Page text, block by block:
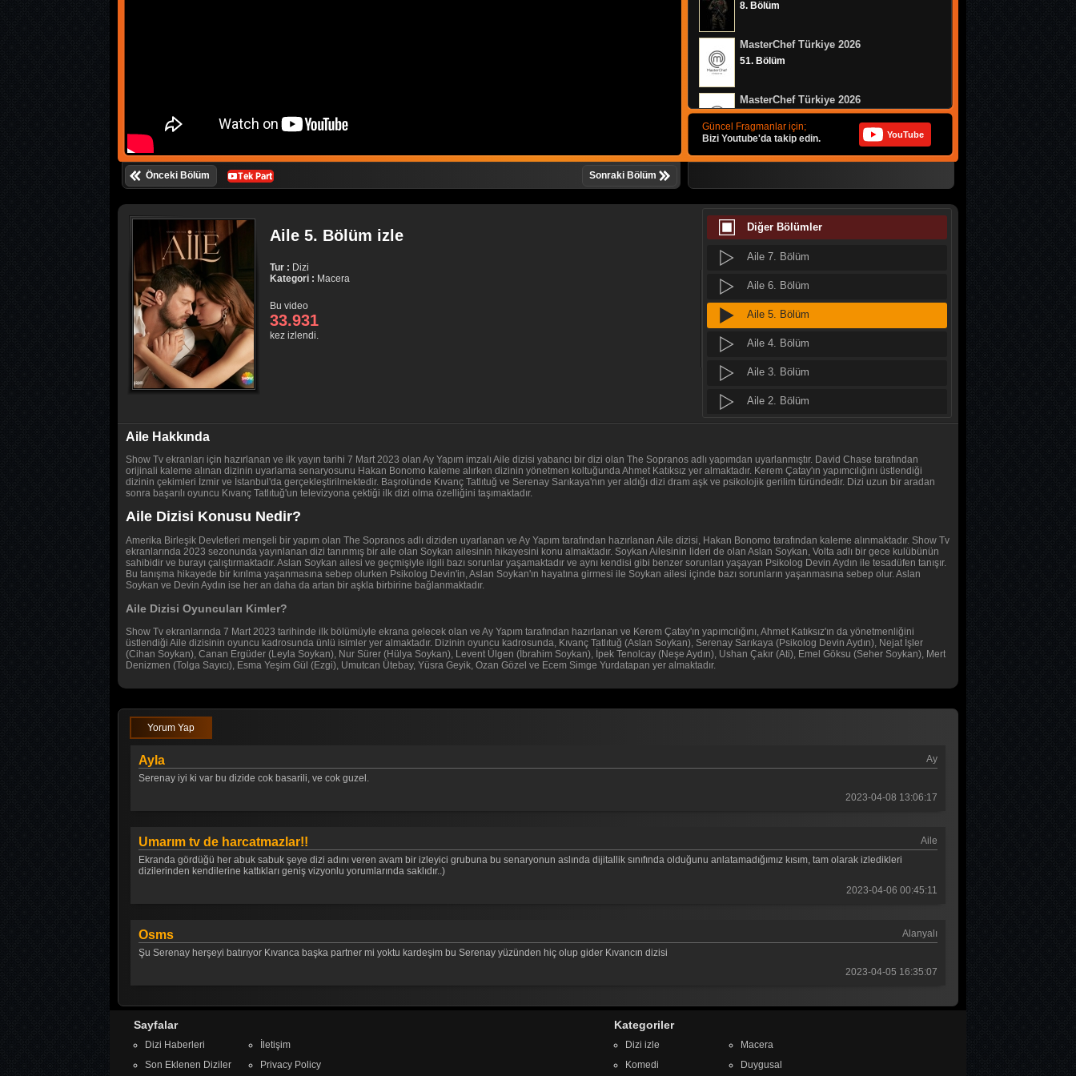
8. Bölüm
MasterChef Türkiye 2026
51. Bölüm
MasterChef Türkiye 2026
50. Bölüm
Muhtemel Aşk
314. Bölüm
49. Bölüm
Doğanın Kanunu
9. Bölüm
MasterChef Türkiye 2026
Altı Üstü İstanbul
MasterChef Türkiye 2026
46. Bölüm
Her Şey Mümkün
Her Şey Mümkün
9. Bölüm
Güncel Fragmanlar için;
Bizi Youtube'da takip edin.
YouTube
Önceki Bölüm Sonraki Bölüm
Aile 5. Bölüm izle
Tur : Dizi
Kategori : Macera
Bu video
33.931
kez izlendi.
Diğer Bölümler
Aile 14. Bölüm
Aile 12. Bölüm
Aile 11. Bölüm
Aile 8. Bölüm
Aile 7. Bölüm
Aile 6. Bölüm
Aile 5. Bölüm
Aile 4. Bölüm
Aile 3. Bölüm
Aile 2. Bölüm
Tüm Bölümleri Göster
Aile Hakkında
Show Tv ekranları için hazırlanan ve ilk yayın tarihi 7 Mart 2023 olan Ay Yapım imzalı Aile dizisi yabancı bir dizi olan The Sopranos adlı yapımdan uyarlanmıştır. David Chase tarafından
orijinali kaleme alınan dizinin uyarlama senaryosunu Hakan Bonomo kaleme alırken dizinin yönetmen koltuğunda Ahmet Katıksız yer almaktadır. Kerem Çatay'ın yapımcılığını üstlendiği
dizinin çekimleri İzmir ve İstanbul'da gerçekleştirilmektedir. Başrolünde Kıvanç Tatlıtuğ ve Serenay Sarıkaya'nın yer aldığı dizi dram aşk ve psikolojik gerilim türündedir. Dizi uzun bir aradan
sonra başarılı oyuncu Kıvanç Tatlıtuğ'un televizyona çektiği ilk dizi olma özelliğini taşımaktadır.
Aile Dizisi Konusu Nedir?
Amerika Birleşik Devletleri menşeli bir yapım olan The Sopranos adlı diziden uyarlanan ve Ay Yapım tarafından hazırlanan Aile dizisi, Hakan Bonomo tarafından kaleme alınmaktadır. Show Tv
ekranlarında 2023 sezonunda yayınlanan dizi tanınmış bir aile olan Soykan ailesinin hikayesini konu almaktadır. Soykan Ailesinin lideri de olan Aslan Soykan, Volta adlı bir gece kulübünün
sahibidir ve burayı çalıştırmaktadır. Aslan Soykan ailesi ve geçmişiyle ilgili bazı sorunlar yaşamaktadır ve aynı kendisi gibi benzer sorunları yaşayan Psikolog Devin Aydın ile tesadüfen tanışır.
Bu tanışma hikayede bir kırılma yaşanmasına sebep olurken Psikolog Devin'in, Aslan Soykan'ın hayatına girmesi ile Soykan ailesi içinde bazı sorunların yaşanmasına sebep olur. Aslan
Soykan ve Devin Aydın ise her an daha da artan bir aşkla birbirine bağlanmaktadır.
Aile Dizisi Oyuncuları Kimler?
Show Tv ekranlarında 7 Mart 2023 tarihinde ilk bölümüyle ekrana gelecek olan ve Ay Yapım tarafından hazırlanan ve Kerem Çatay'ın yapımcılığını, Ahmet Katıksız'ın da yönetmenliğini
üstlendiği Aile dizisinin oyuncu kadrosunda ünlü isimler yer almaktadır. Dizinin oyuncu kadrosunda, Kıvanç Tatlıtuğ (Aslan Soykan), Serenay Sarıkaya (Psikolog Devin Aydın), Nejat İşler
(Cihan Soykan), Canan Ergüder (Leyla Soykan), Nur Sürer (Hülya Soykan), Levent Ülgen (İbrahim Soykan), İpek Tenolcay (Neşe Aydın), Ushan Çakır (Ati), Emel Göksu (Seher Soykan), Mert
Denizmen (Tolga Sayıcı), Esma Yeşim Gül (Ezgi), Umutcan Ütebay, Yüsra Geyik, Ozan Gözel ve Ecem Simge Yurdatapan yer almaktadır.
Yorum Yap
Ayla
Ay
Serenay iyi ki var bu dizide cok basarili, ve cok guzel.
2023-04-08 13:06:17
Umarım tv de harcatmazlar!!
Aile
Ekranda gördüğü her abuk sabuk şeye dizi adını veren avam bir izleyici grubuna bu senaryonun aslında dijitallik sınıfında olduğunu anlatamadığımız kısım, tam olarak izledikleri
dizilerinden kendilerine kattıkları geniş vizyonlu yorumlarında saklıdır..)
2023-04-06 00:45:11
Osms
Alanyalı
Şu Serenay herşeyi batırıyor Kıvanca başka partner mi yoktu kardeşim bu Serenay yüzünden hiç olup gider Kıvancın dizisi
2023-04-05 16:35:07
Sayfalar
Dizi Haberleri
İletişim
Son Eklenen Diziler
Privacy Policy
Kategoriler
Dizi izle
Macera
Komedi
Duygusal